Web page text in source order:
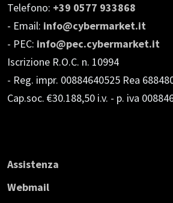
Telefono: +39 0577 933868
- Email: info@cybermarket.it
- PEC: info@pec.cybermarket.it
Iscrizione R.O.C. n. 10994
- Reg. impr. 00884640525 Rea
Cap.soc. €30.188,50 i.v. - p. iva
Assistenza
Webmail